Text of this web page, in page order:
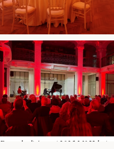
Festa degli Auguri 2025 M° Valerio